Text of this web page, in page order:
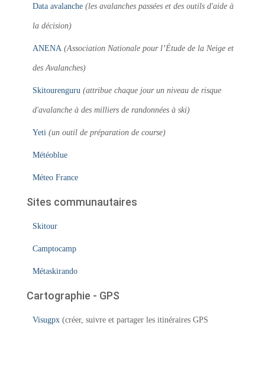
Data avalanche (les avalanches passées et des outils d'aide à
la décision)
ANENA (Association Nationale pour l’Étude de la Neige et
des Avalanches)
Skitourenguru (attribue chaque jour un niveau de risque
d'avalanche à des milliers de randonnées à ski)
Yeti (un outil de préparation de course)
Météoblue
Méteo France
Sites communautaires
Skitour
Camptocamp
Métaskirando
Cartographie - GPS
Visugpx (créer, suivre et partager les itinéraires GPS